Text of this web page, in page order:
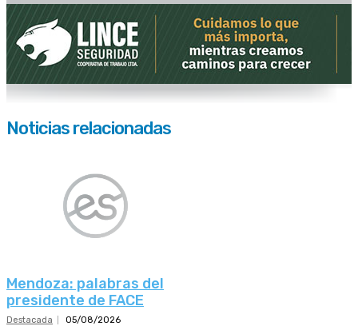
Noticias relacionadas
Mendoza: palabras del
presidente de FACE
Destacada 05/08/2026